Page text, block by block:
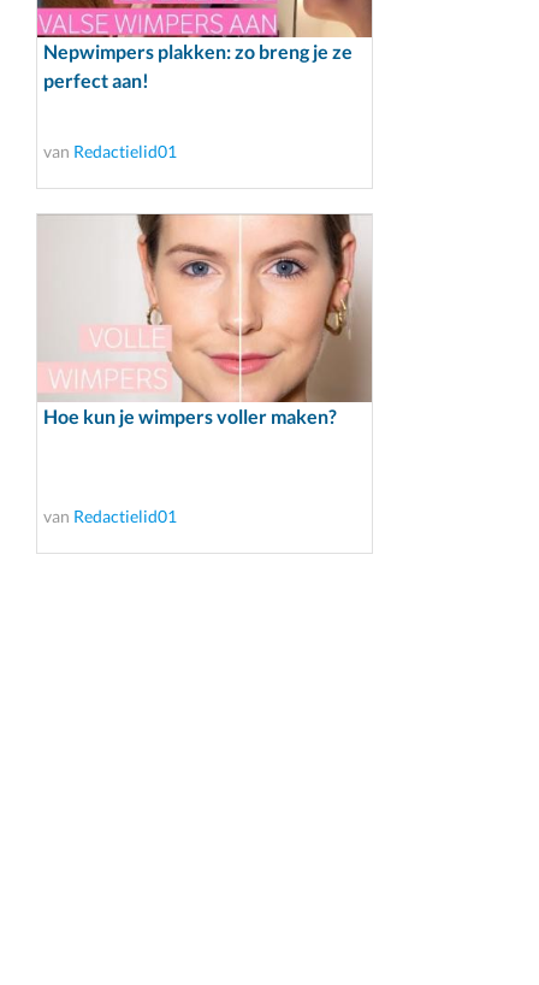
Nepwimpers plakken: zo breng je ze
perfect aan!
van Redactielid01
Hoe kun je wimpers voller maken?
van Redactielid01